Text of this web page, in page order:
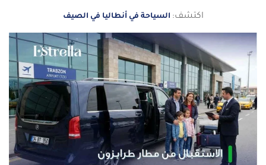
اكتشف: السياحة في أنطاليا في الصيف